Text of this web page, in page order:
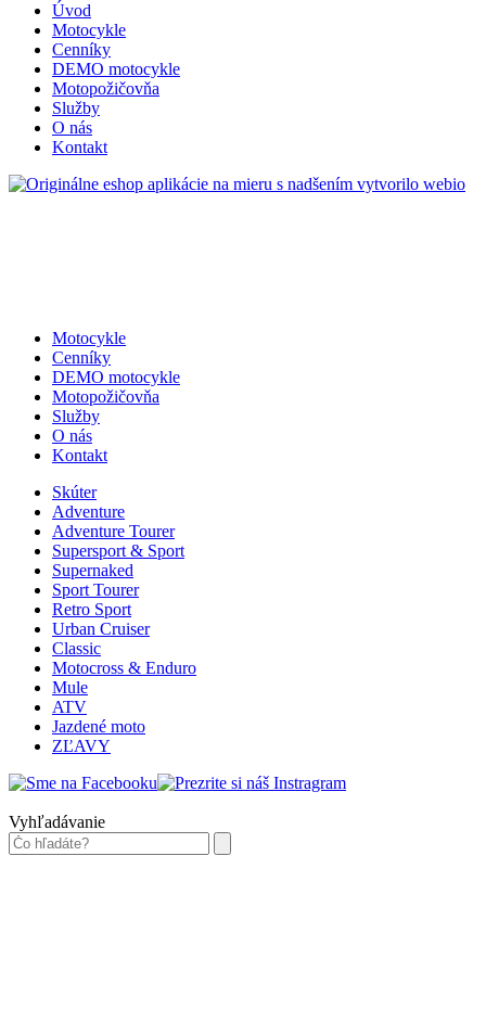
Úvod
Motocykle
Cenníky
DEMO motocykle
Motopožičovňa
Služby
O nás
Kontakt
s nadšením vytvorilo webio
Motocykle
Cenníky
DEMO motocykle
Motopožičovňa
Služby
O nás
Kontakt
Skúter
Adventure
Adventure Tourer
Supersport & Sport
Supernaked
Sport Tourer
Retro Sport
Urban Cruiser
Classic
Motocross & Enduro
Mule
ATV
Jazdené moto
ZĽAVY
Vyhľadávanie